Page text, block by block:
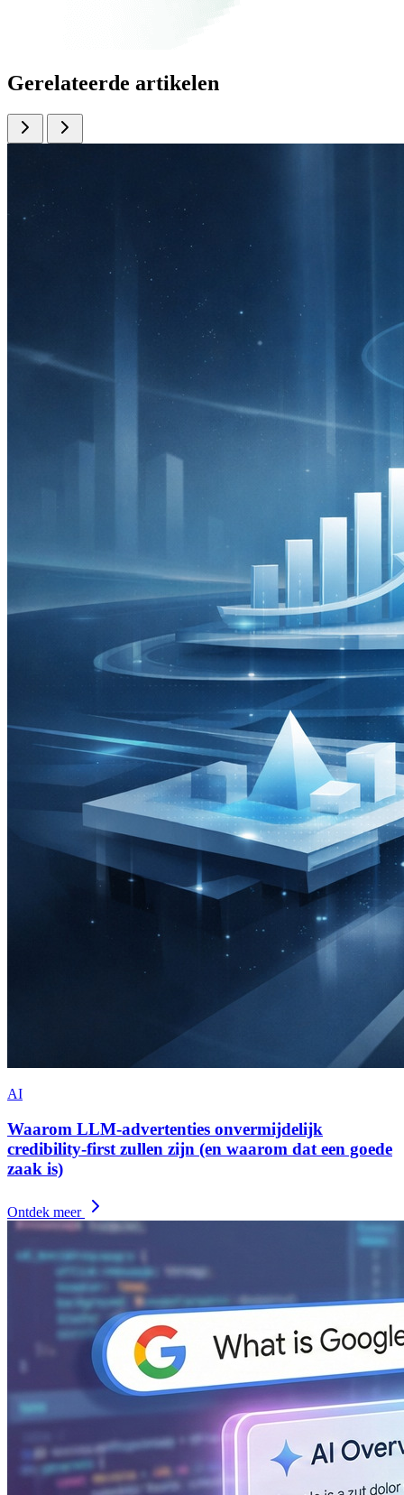
Gerelateerde artikelen
AI
Waarom LLM-advertenties onvermijdelijk
credibility-first zullen zijn (en waarom dat een goede
zaak is)
Ontdek meer